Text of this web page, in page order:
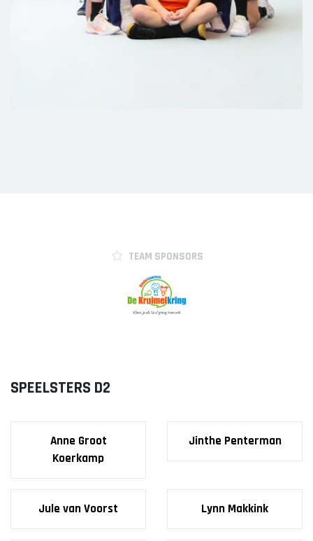
TEAM SPONSORS
SPEELSTERS D2
Anne Groot
Koerkamp
Jinthe Penterman
Jule van Voorst Lynn Makkink